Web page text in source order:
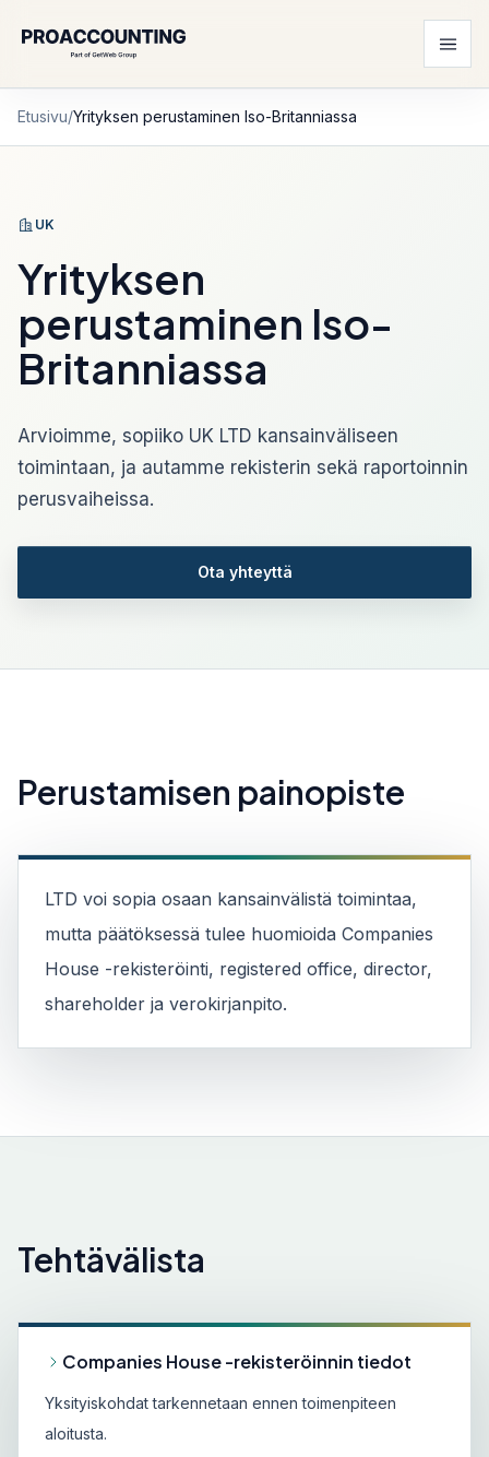
Etusivu/Yrityksen perustaminen Iso-Britanniassa
UK
Yrityksen
perustaminen Iso-
Britanniassa
Arvioimme, sopiiko UK LTD kansainväliseen
toimintaan, ja autamme rekisterin sekä raportoinnin
perusvaiheissa.
Ota yhteyttä
Perustamisen painopiste
LTD voi sopia osaan kansainvälistä toimintaa,
mutta päätöksessä tulee huomioida Companies
House -rekisteröinti, registered office, director,
shareholder ja verokirjanpito.
Tehtävälista
Companies House -rekisteröinnin tiedot
Yksityiskohdat tarkennetaan ennen toimenpiteen
aloitusta.